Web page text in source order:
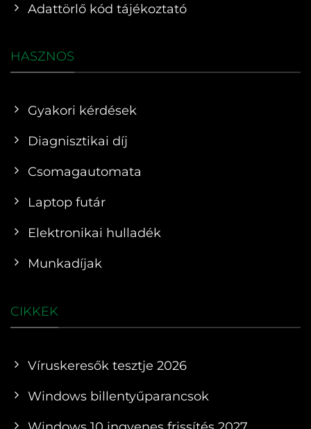
Adattörlő kód tájékoztató
HASZNOS
Gyakori kérdések
Diagnisztikai díj
Csomagautomata
Laptop futár
Elektronikai hulladék
Munkadíjak
CIKKEK
Víruskeresők tesztje 2026
Windows billentyűparancsok